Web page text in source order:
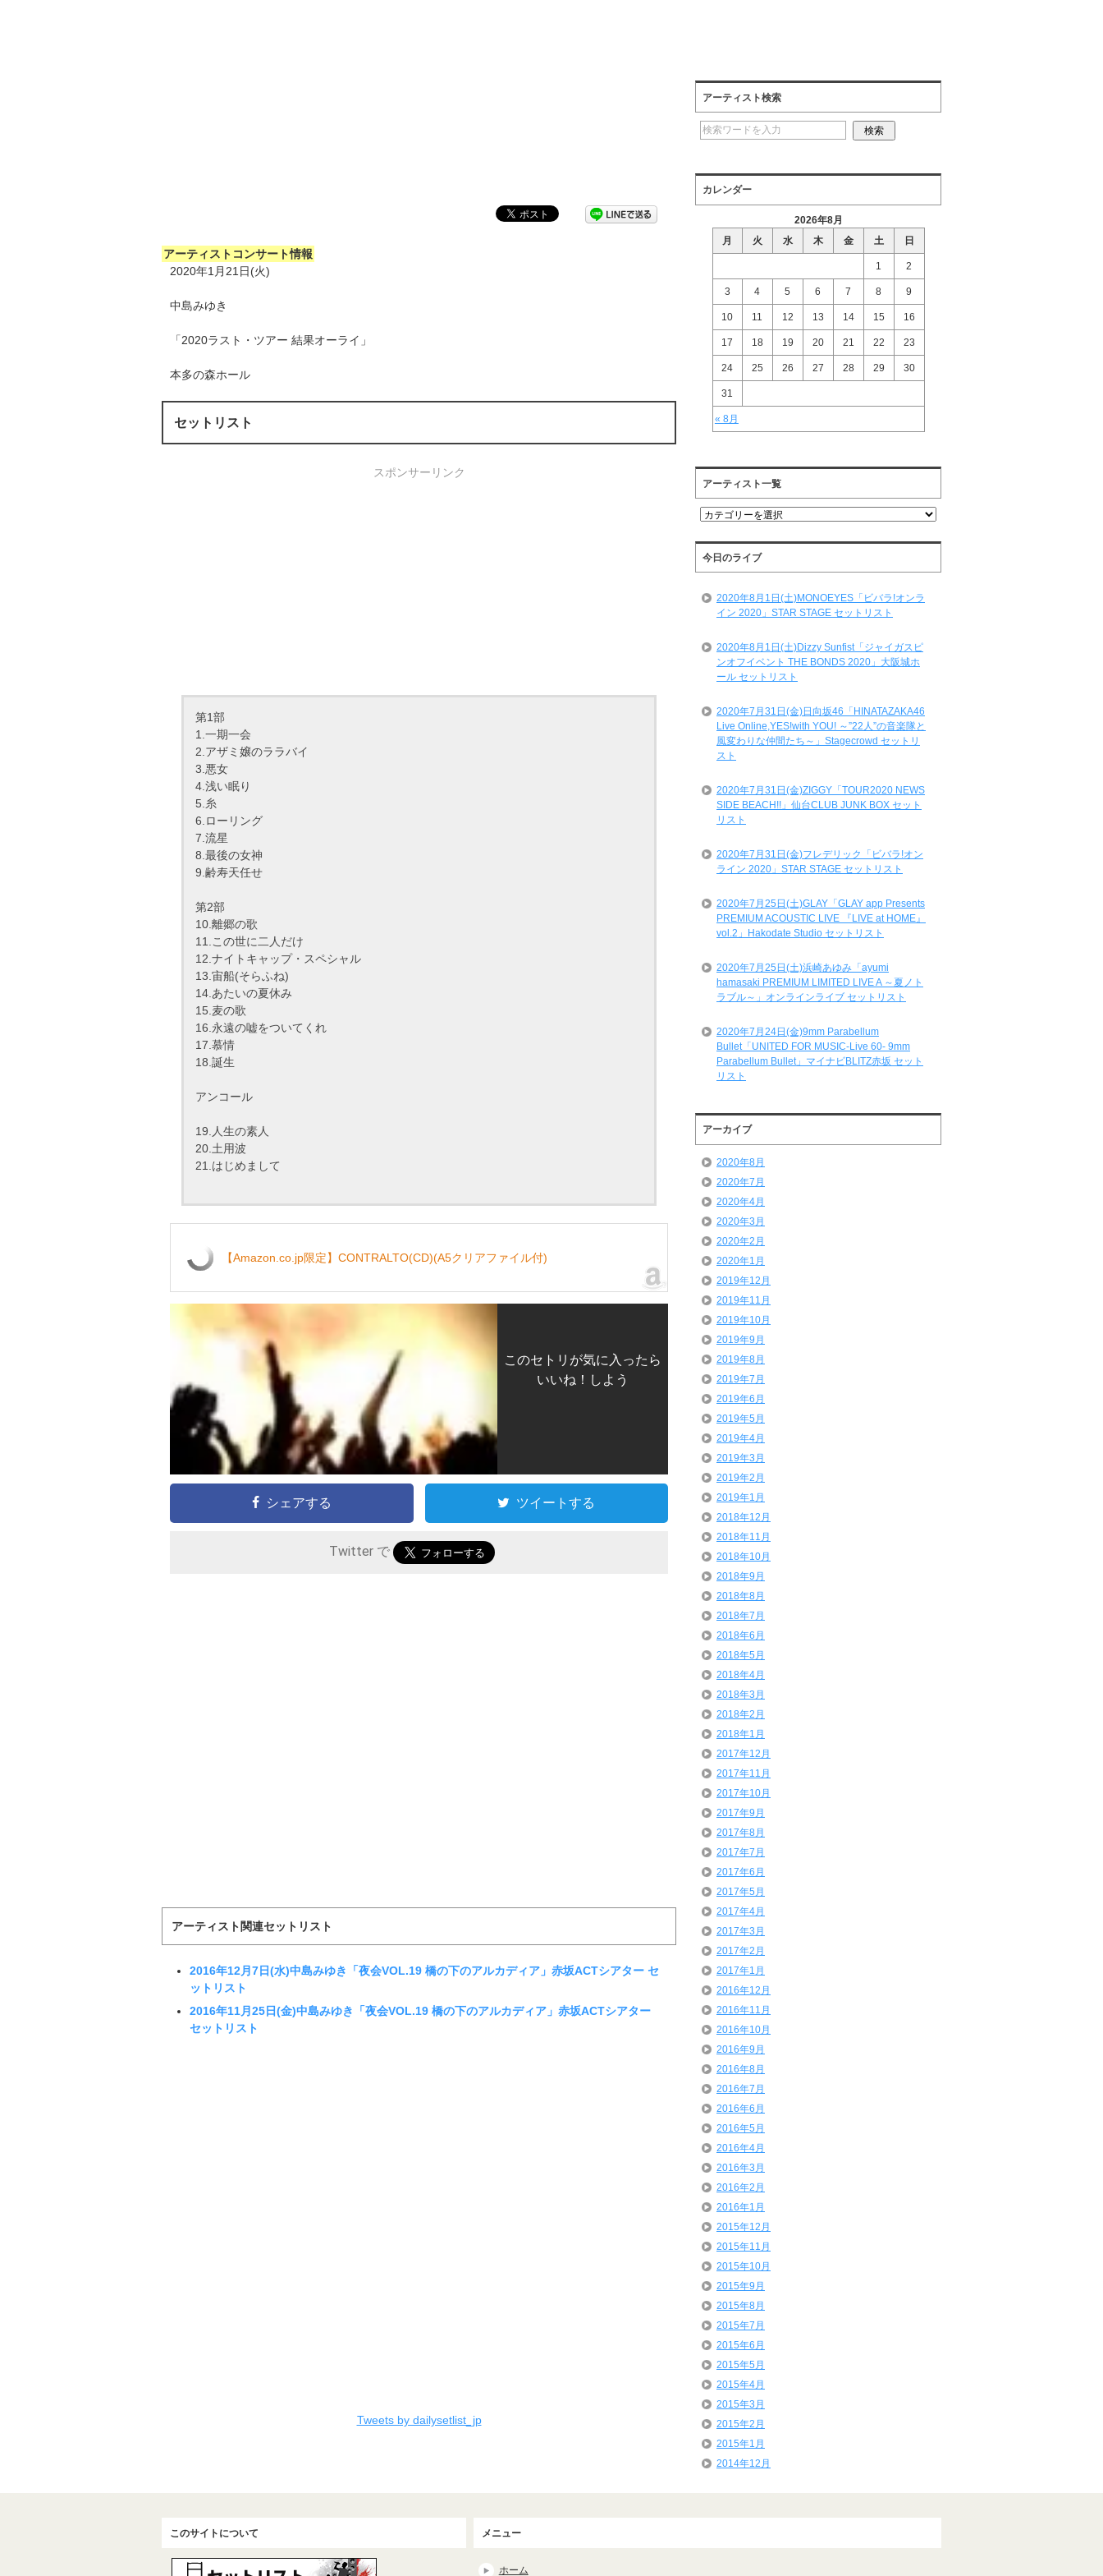
アーティストコンサート情報
2020年1月21日(火)
中島みゆき
「2020ラスト・ツアー 結果オーライ」
本多の森ホール
セットリスト
スポンサーリンク
第1部
1.一期一会
2.アザミ嬢のララバイ
3.悪女
4.浅い眠り
5.糸
6.ローリング
7.流星
8.最後の女神
9.齢寿天任せ
第2部
10.離郷の歌
11.この世に二人だけ
12.ナイトキャップ・スペシャル
13.宙船(そらふね)
14.あたいの夏休み
15.麦の歌
16.永遠の嘘をついてくれ
17.慕情
18.誕生
アンコール
19.人生の素人
20.土用波
21.はじめまして
【Amazon.co.jp限定】CONTRALTO(CD)(A5クリアファイル付)
このセトリが気に入ったら
いいね！しよう
シェアする ツイートする
Twitter で
アーティスト関連セットリスト
2016年12月7日(水)中島みゆき「夜会VOL.19 橋の下のアルカディア」赤坂ACTシアター セ
ットリスト
2016年11月25日(金)中島みゆき「夜会VOL.19 橋の下のアルカディア」赤坂ACTシアター
セットリスト
Tweets by dailysetlist_jp
アーティスト検索
カレンダー
2026年8月
月
火 水 木 金 土 日
« 8月
1 2
3 4 5 6 7 8 9
10 11 12 13 14 15 16
17 18 19 20 21 22 23
24 25 26 27 28 29 30
31
アーティスト一覧
ア
テ
ィ
ス
一
今日のライブ
2020年8月1日(土)MONOEYES「ビバラ!オンラ
イン 2020」STAR STAGE セットリスト
2020年8月1日(土)Dizzy Sunfist「ジャイガスピ
ンオフイベント THE BONDS 2020」大阪城ホ
ール セットリスト
2020年7月31日(金)日向坂46「HINATAZAKA46
Live Online,YES!with YOU! ～”22人”の音楽隊と
風変わりな仲間たち～」Stagecrowd セットリ
スト
2020年7月31日(金)ZIGGY「TOUR2020 NEWS
SIDE BEACH!!」仙台CLUB JUNK BOX セット
リスト
2020年7月31日(金)フレデリック「ビバラ!オン
ライン 2020」STAR STAGE セットリスト
2020年7月25日(土)GLAY「GLAY app Presents
PREMIUM ACOUSTIC LIVE 『LIVE at HOME』
vol.2」Hakodate Studio セットリスト
2020年7月25日(土)浜崎あゆみ「ayumi
hamasaki PREMIUM LIMITED LIVE A ～夏ノト
ラブル～」オンラインライブ セットリスト
2020年7月24日(金)9mm Parabellum
Bullet「UNITED FOR MUSIC-Live 60- 9mm
Parabellum Bullet」マイナビBLITZ赤坂 セット
リスト
アーカイブ
2020年8月
2020年7月
2020年4月
2020年3月
2020年2月
2020年1月
2019年12月
2019年11月
2019年10月
2019年9月
2019年8月
2019年7月
2019年6月
2019年5月
2019年4月
2019年3月
2019年2月
2019年1月
2018年12月
2018年11月
2018年10月
2018年9月
2018年8月
2018年7月
2018年6月
2018年5月
2018年4月
2018年3月
2018年2月
2018年1月
2017年12月
2017年11月
2017年10月
2017年9月
2017年8月
2017年7月
2017年6月
2017年5月
2017年4月
2017年3月
2017年2月
2017年1月
2016年12月
2016年11月
2016年10月
2016年9月
2016年8月
2016年7月
2016年6月
2016年5月
2016年4月
2016年3月
2016年2月
2016年1月
2015年12月
2015年11月
2015年10月
2015年9月
2015年8月
2015年7月
2015年6月
2015年5月
2015年4月
2015年3月
2015年2月
2015年1月
2014年12月
このサイトについて メニュー
ホーム